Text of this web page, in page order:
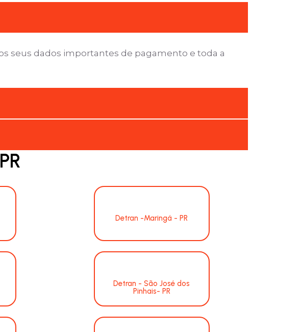
seus dados importantes de pagamento e toda a
Detran -Maringá - PR
Detran - São José dos
Pinhais- PR